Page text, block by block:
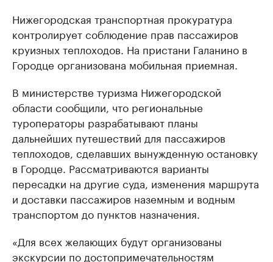
Нижегородская транспортная прокуратура
контролирует соблюдение прав пассажиров
круизных теплоходов. На пристани Галанино в
Городце организована мобильная приемная.
В министерстве туризма Нижегородской
области сообщили, что региональные
туроператоры разрабатывают планы
дальнейших путешествий для пассажиров
теплоходов, сделавших вынужденную остановку
в Городце. Рассматриваются варианты
пересадки на другие суда, изменения маршрута
и доставки пассажиров наземным и водным
транспортом до пунктов назначения.
«Для всех желающих будут организованы
экскурсии по достопримечательностям